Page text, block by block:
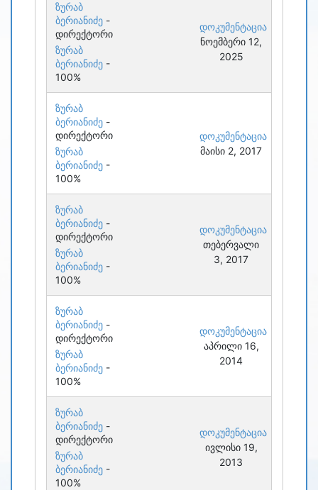
ზურაბ
ბერიანიძე -
დირექტორი
ზურაბ
ბერიანიძე -
100%
დოკუმენტაცია
ნოემბერი 12,
2025
ზურაბ
ბერიანიძე -
დირექტორი
ზურაბ
ბერიანიძე -
100%
დოკუმენტაცია
მაისი 2, 2017
ზურაბ
ბერიანიძე -
დირექტორი
ზურაბ
ბერიანიძე -
100%
დოკუმენტაცია
თებერვალი
3, 2017
ზურაბ
ბერიანიძე -
დირექტორი
ზურაბ
ბერიანიძე -
100%
დოკუმენტაცია
აპრილი 16,
2014
ზურაბ
ბერიანიძე -
დირექტორი
ზურაბ
ბერიანიძე -
100%
დოკუმენტაცია
ივლისი 19,
2013